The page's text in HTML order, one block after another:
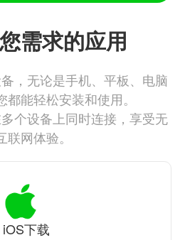
需求的应用
，无论是手机、平板、电脑
能轻松安装和使用。
个设备上同时连接，享受无
联网体验。
iOS下载